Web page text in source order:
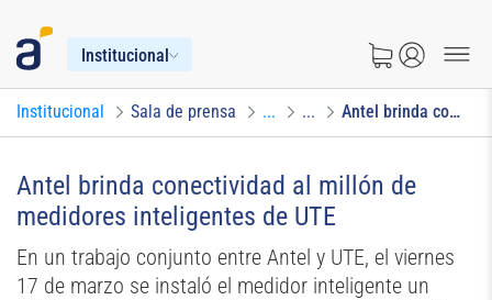
Institucional
Institucional Sala de prensa ... ... Antel brinda conectividad al millón de medidores inteligentes de UTE
Antel brinda conectividad al millón de
medidores inteligentes de UTE
En un trabajo conjunto entre Antel y UTE, el viernes
17 de marzo se instaló el medidor inteligente un